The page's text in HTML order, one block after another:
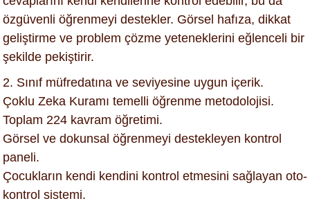
özgüvenli öğrenmeyi destekler. Görsel hafıza, dikkat
geliştirme ve problem çözme yeteneklerini eğlenceli bir
şekilde pekiştirir.
2. Sınıf müfredatına ve seviyesine uygun içerik.
Çoklu Zeka Kuramı temelli öğrenme metodolojisi.
Toplam 224 kavram öğretimi.
Görsel ve dokunsal öğrenmeyi destekleyen kontrol
paneli.
Çocukların kendi kendini kontrol etmesini sağlayan oto-
kontrol sistemi.